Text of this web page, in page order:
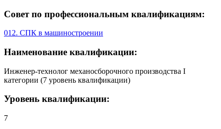
Совет по профессиональным квалификациям:
012. СПК в машиностроении
Наименование квалификации:
Инженер-технолог механосборочного производства I
категории (7 уровень квалификации)
Уровень квалификации:
7